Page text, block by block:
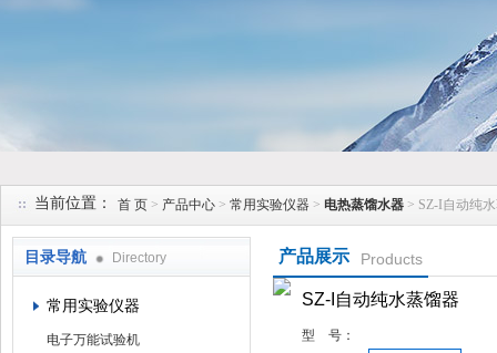
当前位置： 首 页 > 产品中心 > 常用实验仪器 > 电热蒸馏水器 > SZ-I自动纯
目录导航 Directory
常用实验仪器
电子万能试验机
产品展示 Products
SZ-I自动纯水蒸馏器
型 号：